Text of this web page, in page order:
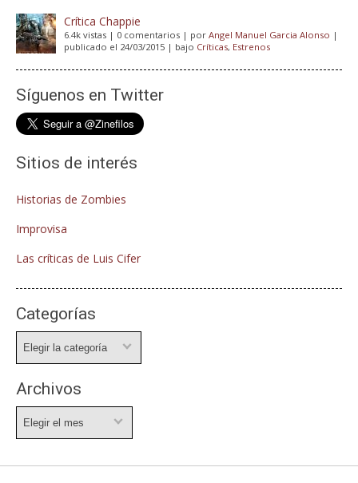
Crítica Chappie
6.4k vistas | 0 comentarios | por Angel Manuel Garcia Alonso |
publicado el 24/03/2015 | bajo Críticas, Estrenos
Síguenos en Twitter
Sitios de interés
Historias de Zombies
Improvisa
Las críticas de Luis Cifer
Categorías
Archivos